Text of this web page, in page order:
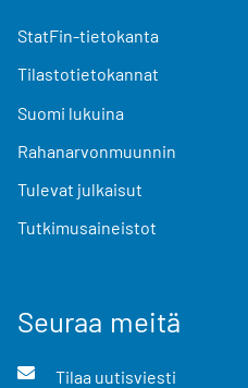
StatFin-tietokanta
Tilastotietokannat
Suomi lukuina
Rahanarvonmuunnin
Tulevat julkaisut
Tutkimusaineistot
Seuraa meitä
Tilaa uutisviesti